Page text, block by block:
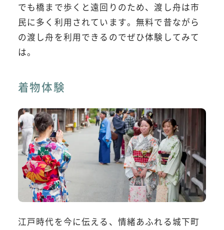
でも橋まで歩くと遠回りのため、渡し舟は市
民に多く利用されています。無料で昔ながら
の渡し舟を利用できるのでぜひ体験してみて
は。
着物体験
江戸時代を今に伝える、情緒あふれる城下町